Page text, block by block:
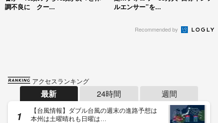
調不良に クー...
ルエンサー”を...
Recommended by
アクセスランキング
最新 24時間 週間
【台風情報】ダブル台風の週末の進路予想は
本州は土曜晴れも日曜は…